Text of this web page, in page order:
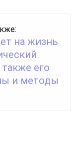
на жизнь
также его
и методы